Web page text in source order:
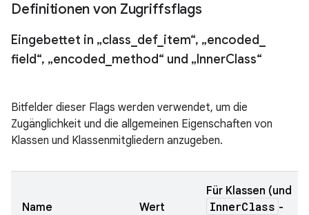
Definitionen von Zugriffsflags
Eingebettet in „class def_ item“, „encoded
field“, „encoded method“ und „InnerClass“
Bitfelder dieser Flags werden verwendet, um die
Zugänglichkeit und die allgemeinen Eigenschaften von
Klassen und Klassenmitgliedern anzugeben.
Name Wert
Für Klassen (und
InnerClass -